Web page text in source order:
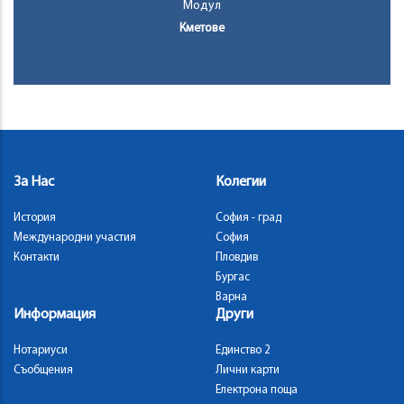
Модул
Кметове
За Нас
История
Международни участия
Контакти
Колегии
София - град
София
Пловдив
Бургас
Варна
Информация
Нотариуси
Съобщения
Други
Единство 2
Лични карти
Електрона поща